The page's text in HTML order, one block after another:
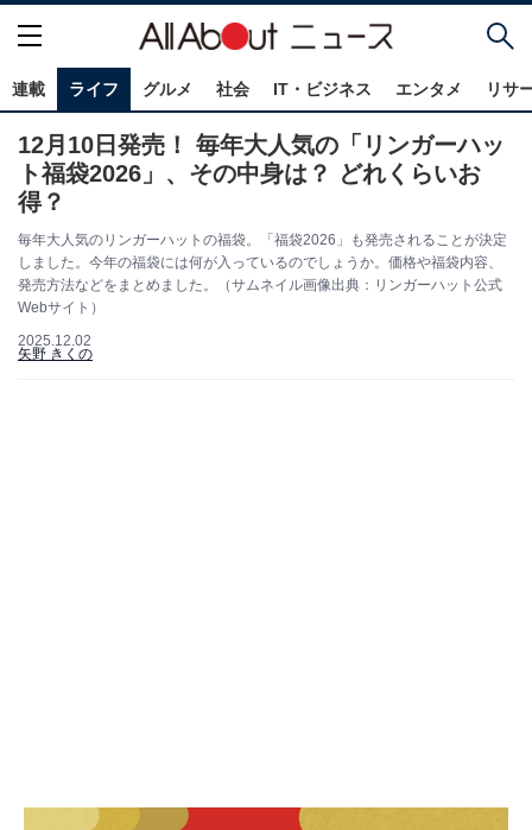
連載 ライフ グルメ 社会 IT・ビジネス エンタメ リサ
12月10日発売！ 毎年大人気の「リンガーハッ
ト福袋2026」、その中身は？ どれくらいお
得？
毎年大人気のリンガーハットの福袋。「福袋2026」も発売されることが決定
しました。今年の福袋には何が入っているのでしょうか。価格や福袋内容、
発売方法などをまとめました。（サムネイル画像出典：リンガーハット公式
Webサイト）
2025.12.02
矢野 きくの